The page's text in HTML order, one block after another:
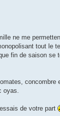
ne me
tout le
fin de saison se
concombre
oyas.
de votre part